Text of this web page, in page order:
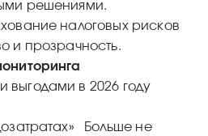
решениями.
налоговых рисков
и прозрачность.
в 2026 году
Больше не